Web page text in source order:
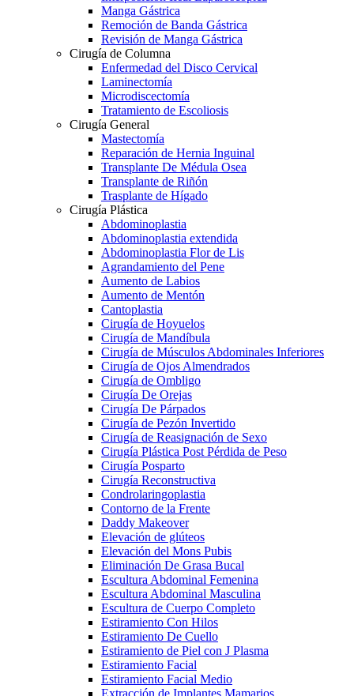
Manga Gástrica
Remoción de Banda Gástrica
Revisión de Manga Gástrica
Cirugía de Columna
Enfermedad del Disco Cervical
Laminectomía
Microdiscectomía
Tratamiento de Escoliosis
Cirugía General
Mastectomía
Reparación de Hernia Inguinal
Transplante De Médula Osea
Transplante de Riñón
Trasplante de Hígado
Cirugía Plástica
Abdominoplastia
Abdominoplastia extendida
Abdominoplastia Flor de Lis
Agrandamiento del Pene
Aumento de Labios
Aumento de Mentón
Cantoplastia
Cirugía de Hoyuelos
Cirugía de Mandíbula
Cirugía de Músculos Abdominales Inferiores
Cirugía de Ojos Almendrados
Cirugía de Ombligo
Cirugía De Orejas
Cirugía De Párpados
Cirugía de Pezón Invertido
Cirugía de Reasignación de Sexo
Cirugía Plástica Post Pérdida de Peso
Cirugía Posparto
Cirugía Reconstructiva
Condrolaringoplastia
Contorno de la Frente
Daddy Makeover
Elevación de glúteos
Elevación del Mons Pubis
Eliminación De Grasa Bucal
Escultura Abdominal Femenina
Escultura Abdominal Masculina
Escultura de Cuerpo Completo
Estiramiento Con Hilos
Estiramiento De Cuello
Estiramiento de Piel con J Plasma
Estiramiento Facial
Estiramiento Facial Medio
Extracción de Implantes Mamarios